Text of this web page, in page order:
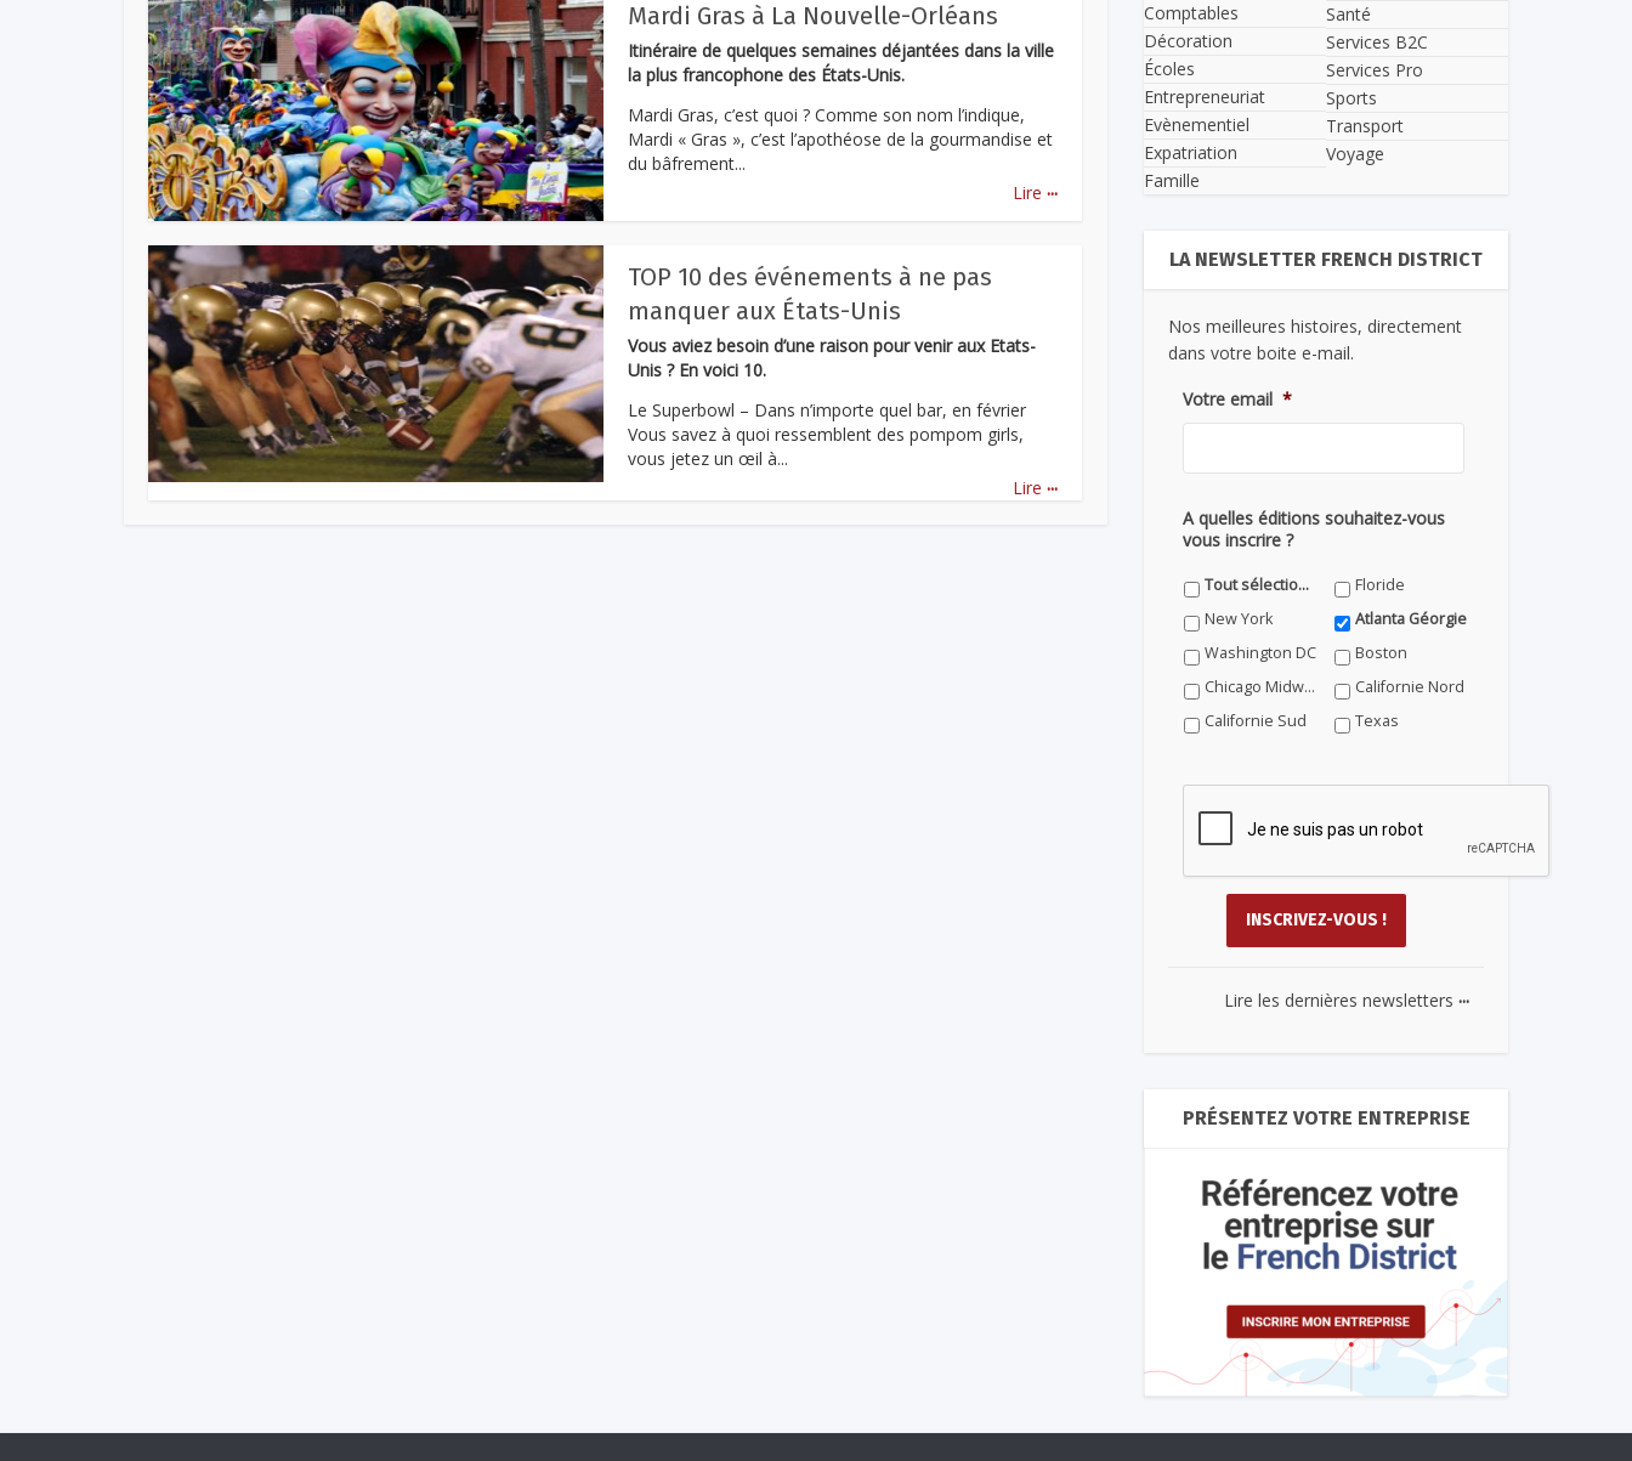
Mardi Gras à La Nouvelle-Orléans
Itinéraire de quelques semaines déjantées dans la ville
la plus francophone des États-Unis.
Mardi Gras, c’est quoi ? Comme son nom l’indique,
Mardi « Gras », c’est l’apothéose de la gourmandise et
du bâfrement...
Lire ...
TOP 10 des événements à ne pas
manquer aux États-Unis
Vous aviez besoin d’une raison pour venir aux Etats-
Unis ? En voici 10.
Le Superbowl – Dans n’importe quel bar, en février
Vous savez à quoi ressemblent des pompom girls,
vous jetez un œil à...
Lire ...
Comptables
Décoration
Écoles
Entrepreneuriat
Evènementiel
Expatriation
Famille
Santé
Services B2C
Services Pro
Sports
Transport
Voyage
LA NEWSLETTER FRENCH DISTRICT
Nos meilleures histoires, directement
dans votre boite e-mail.
Votre email *
A quelles éditions souhaitez-vous
vous inscrire ?
Tout sélectionner
Floride
New York
Atlanta Géorgie
Washington DC
Boston
Chicago Midwest
Californie Nord
Californie Sud
Texas
Lire les dernières newsletters ...
PRÉSENTEZ VOTRE ENTREPRISE